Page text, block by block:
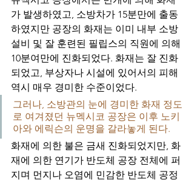
가 발생하였고, 소방차가 15분만에 출동
하였지만 공장의 화재는 이미 내부 소방
설비 및 잘 훈련된 필립스의 직원에 의해
10분여만에 진화되었다. 화재는 잘 진화
되었고, 부상자나 시설에 있어서의 피해
역시 매우 경미한 수준이었다.
그러나, 소방관의 눈에 경미한 화재 정도
로 여겨졌던 뉴멕시코 공장은 이후 노키
아와 에릭슨의 운명을 갈라놓게 된다.
화재에 의한 불은 금새 진화되었지만, 화
재에 의한 연기가 반도체 공장 전체에 퍼
지며 먼지나 오염에 민감한 반도체 공정